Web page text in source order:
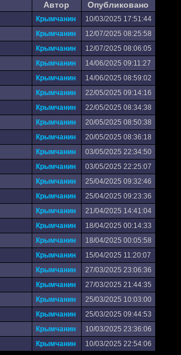
Автор Опубликовано
Крымчанин
10/03/2025 17:51:44
Крымчанин
12/07/2025 08:25:58
Крымчанин
12/07/2025 08:06:05
Крымчанин
14/06/2025 09:11:27
Крымчанин
14/06/2025 08:59:02
Крымчанин
22/05/2025 09:14:16
Крымчанин
22/05/2025 08:34:38
Крымчанин
20/05/2025 08:50:38
Крымчанин
20/05/2025 08:36:18
Крымчанин
03/05/2025 22:34:50
Крымчанин
03/05/2025 22:25:07
Крымчанин
25/04/2025 09:32:46
Крымчанин
25/04/2025 09:23:36
Крымчанин
21/04/2025 14:41:04
Крымчанин
18/04/2025 00:14:33
Крымчанин
18/04/2025 00:05:58
Крымчанин
15/04/2025 11:20:07
Крымчанин
27/03/2025 23:06:36
Крымчанин
27/03/2025 21:44:35
Крымчанин
25/03/2025 10:03:00
Крымчанин
25/03/2025 09:44:53
Крымчанин
10/03/2025 23:36:06
Крымчанин 10/03/2025 22:54:06